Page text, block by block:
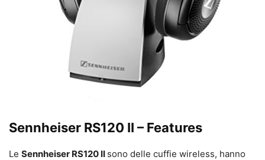
Sennheiser RS120 II – Features
Le Sennheiser RS120 II sono delle cuffie wireless, hanno